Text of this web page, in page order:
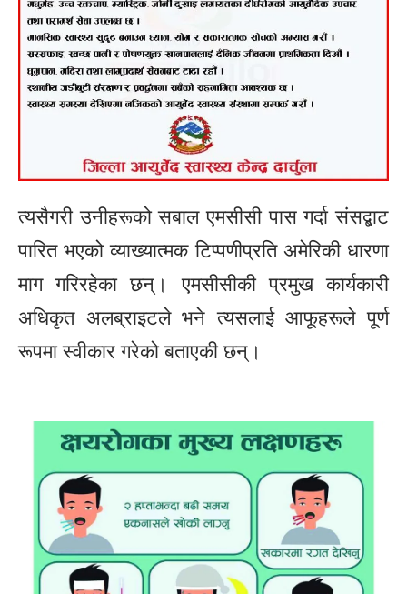
त्यसैगरी उनीहरूको सबाल एमसीसी पास गर्दा संसद्बाट
पारित भएको व्याख्यात्मक टिप्पणीप्रति अमेरिकी धारणा
माग गरिरहेका छन्। एमसीसीकी प्रमुख कार्यकारी
अधिकृत अलब्राइटले भने त्यसलाई आफूहरूले पूर्ण
रूपमा स्वीकार गरेको बताएकी छन्।